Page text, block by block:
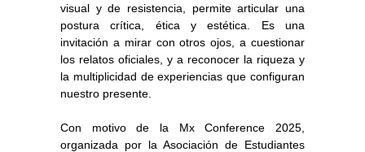
visual y de resistencia, permite articular una
postura crítica, ética y estética. Es una
invitación a mirar con otros ojos, a cuestionar
los relatos oficiales, y a reconocer la riqueza y
la multiplicidad de experiencias que configuran
nuestro presente.
Con motivo de la Mx Conference 2025,
organizada por la Asociación de Estudiantes